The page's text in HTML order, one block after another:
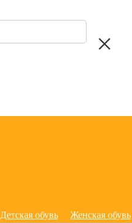
Детская обувь Женская обувь